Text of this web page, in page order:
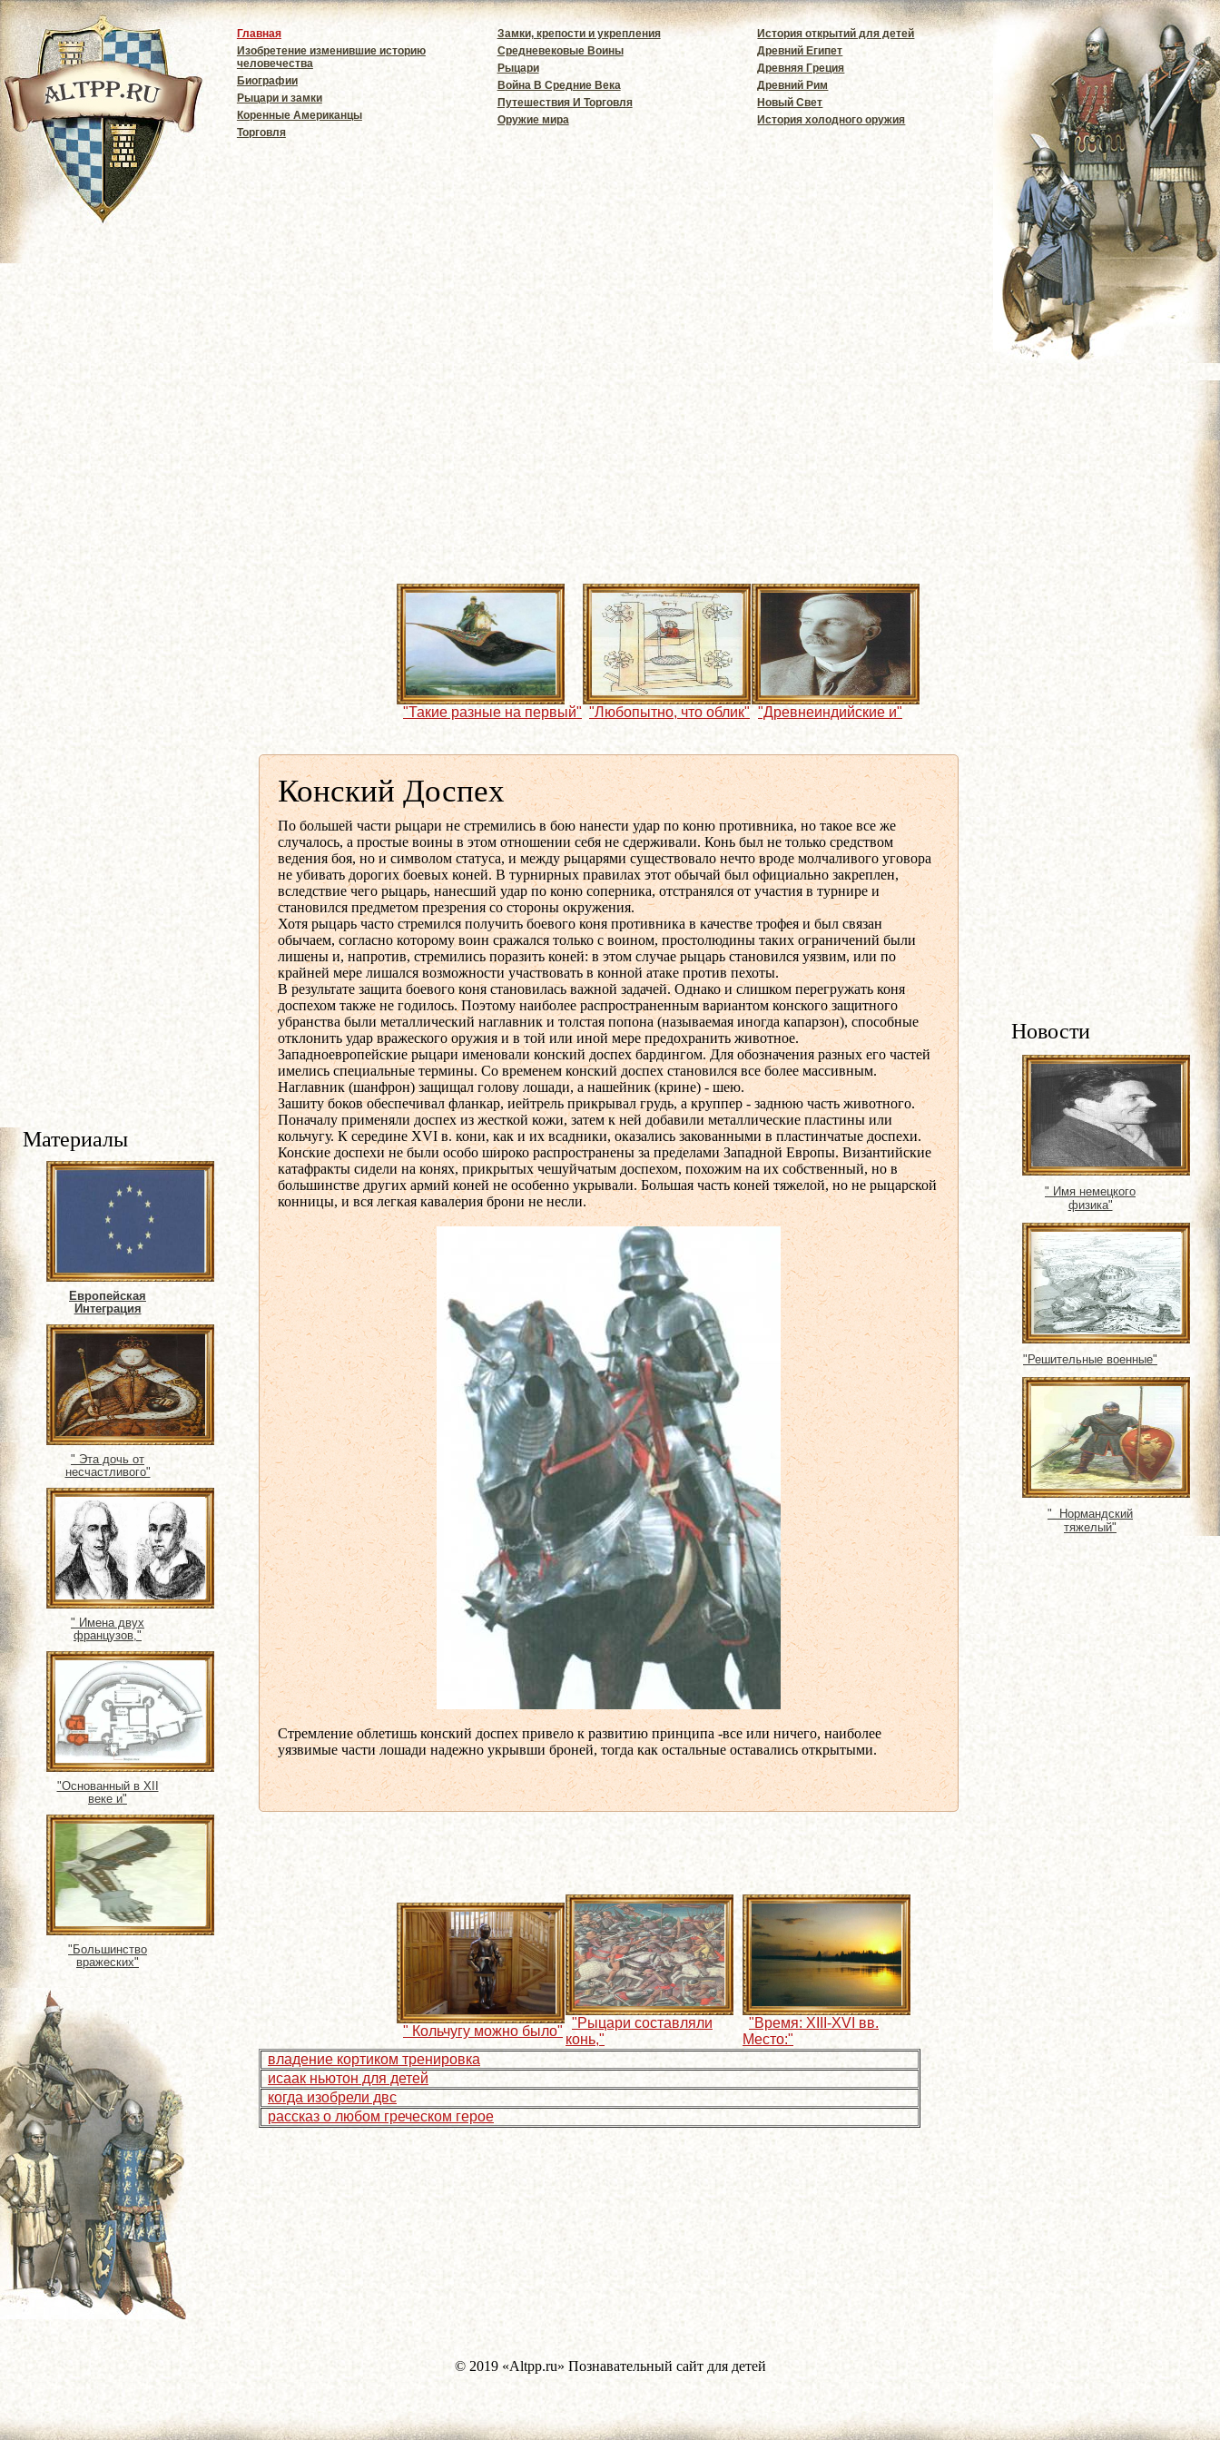
Новости
" Имя немецкого
физика"
"Решительные военные"
" Нормандский
тяжелый"
Главная
Изобретение изменившие историю
человечества
Биографии
Рыцари и замки
Коренные Американцы
Торговля
Замки, крепости и укрепления
Средневековые Воины
Рыцари
Война В Средние Века
Путешествия И Торговля
Оружие мира
История открытий для детей
Древний Египет
Древняя Греция
Древний Рим
Новый Свет
История холодного оружия
Материалы
Европейская
Интеграция
" Эта дочь от
несчастливого"
" Имена двух
французов,"
"Основанный в XII
веке и"
"Большинство
вражеских"
"Такие разные на первый" "Любопытно, что облик" "Древнеиндийские и"
Конский Доспех
По большей части рыцари не стремились в бою нанести удар по коню противника, но такое все же
случалось, а простые воины в этом отношении себя не сдерживали. Конь был не только средством
ведения боя, но и символом статуса, и между рыцарями существовало нечто вроде молчаливого уговора
не убивать дорогих боевых коней. В турнирных правилах этот обычай был официально закреплен,
вследствие чего рыцарь, нанесший удар по коню соперника, отстранялся от участия в турнире и
становился предметом презрения со стороны окружения.
Хотя рыцарь часто стремился получить боевого коня противника в качестве трофея и был связан
обычаем, согласно которому воин сражался только с воином, простолюдины таких ограничений были
лишены и, напротив, стремились поразить коней: в этом случае рыцарь становился уязвим, или по
крайней мере лишался возможности участвовать в конной атаке против пехоты.
В результате защита боевого коня становилась важной задачей. Однако и слишком перегружать коня
доспехом также не годилось. Поэтому наиболее распространенным вариантом конского защитного
убранства были металлический наглавник и толстая попона (называемая иногда капарзон), способные
отклонить удар вражеского оружия и в той или иной мере предохранить животное.
Западноевропейские рыцари именовали конский доспех бардингом. Для обозначения разных его частей
имелись специальные термины. Со временем конский доспех становился все более массивным.
Наглавник (шанфрон) защищал голову лошади, а нашейник (крине) - шею.
Зашиту боков обеспечивал фланкар, иейтрель прикрывал грудь, а круппер - заднюю часть животного.
Поначалу применяли доспех из жесткой кожи, затем к ней добавили металлические пластины или
кольчугу. К середине XVI в. кони, как и их всадники, оказались закованными в пластинчатые доспехи.
Конские доспехи не были особо широко распространены за пределами Западной Европы. Византийские
катафракты сидели на конях, прикрытых чешуйчатым доспехом, похожим на их собственный, но в
большинстве других армий коней не особенно укрывали. Большая часть коней тяжелой, но не рыцарской
конницы, и вся легкая кавалерия брони не несли.
Стремление облетишь конский доспех привело к развитию принципа -все или ничего, наиболее
уязвимые части лошади надежно укрывши броней, тогда как остальные оставались открытыми.
" Кольчугу можно было"
"Рыцари составляли
конь,"
"Время: XIII-XVI вв.
Место:"
владение кортиком тренировка
исаак ньютон для детей
когда изобрели двс
рассказ о любом греческом герое
© 2019 «Altpp.ru» Познавательный сайт для детей